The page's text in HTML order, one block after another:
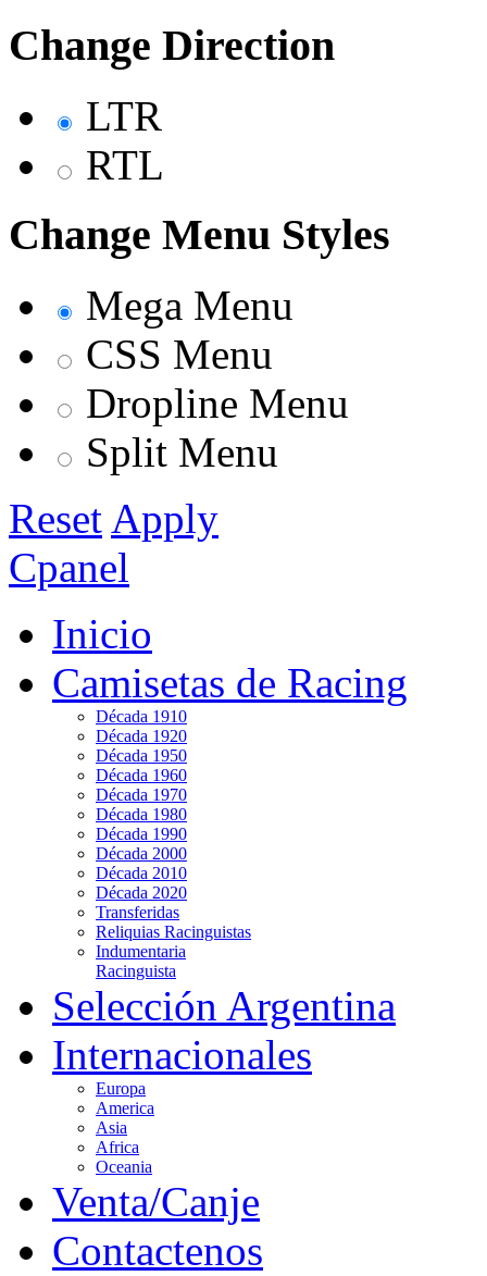
Change Direction
LTR
RTL
Change Menu Styles
Mega Menu
CSS Menu
Dropline Menu
Split Menu
Reset Apply
Cpanel
Inicio
Camisetas de Racing
Década 1910
Década 1920
Década 1950
Década 1960
Década 1970
Década 1980
Década 1990
Década 2000
Década 2010
Década 2020
Transferidas
Reliquias Racinguistas
Indumentaria
Racinguista
Selección Argentina
Internacionales
Europa
America
Asia
Africa
Oceania
Venta/Canje
Contactenos